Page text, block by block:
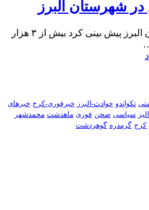
شهرستان البرز
مدیر جهاد کشاورزی شهرستان البرز پیش بینی کرد بیش از ۳ هزار
تکواندو حوادث-البرز خبرفوری-کرج خبرهای
سیاسی صحن فوری ماهدشت محمدشهر
کرج گرمدره گوهردشت